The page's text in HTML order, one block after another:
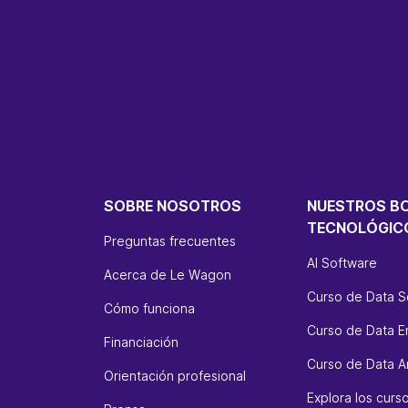
SOBRE NOSOTROS
Preguntas frecuentes
Acerca de Le Wagon
Cómo funciona
Financiación
Orientación profesional
NUESTROS
AI Software
Curso de Data
Curso de Data
Curso de Data
Explora los